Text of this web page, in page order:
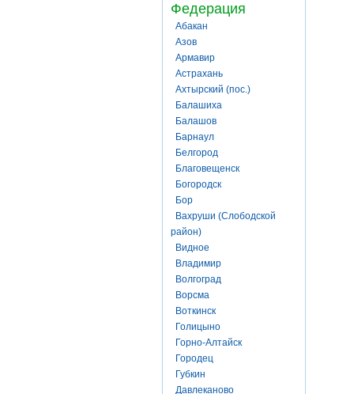
Федерация
Абакан
Азов
Армавир
Астрахань
Ахтырский (пос.)
Балашиха
Балашов
Барнаул
Белгород
Благовещенск
Богородск
Бор
Вахруши (Слободской
район)
Видное
Владимир
Волгоград
Ворсма
Воткинск
Голицыно
Горно-Алтайск
Городец
Губкин
Давлеканово